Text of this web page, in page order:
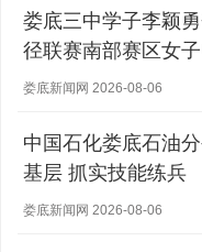
娄底三中学子李颖
径联赛南部赛区女
军
娄底新闻网 2026-08-06
中国石化娄底石油
基层 抓实技能练兵
娄底新闻网 2026-08-06